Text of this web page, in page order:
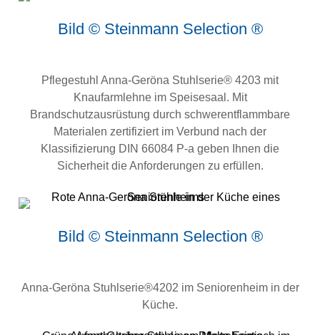
Bild © Steinmann Selection ®
Pflegestuhl Anna-Geröna Stuhlserie® 4203 mit
Knaufarmlehne im Speisesaal. Mit
Brandschutzausrüstung durch schwerentflammbare
Materialen zertifiziert im Verbund nach der
Klassifizierung DIN 66084 P-a geben Ihnen die
Sicherheit die Anforderungen zu erfüllen.
Bild © Steinmann Selection ®
Anna-Geröna Stuhlserie®4202 im Seniorenheim in der
Küche.